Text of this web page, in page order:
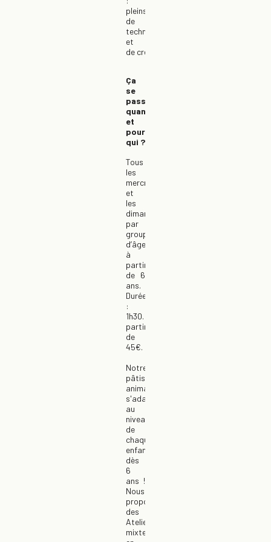
pleins
de
technique
et
de créativité
Ça
se
passe
quand
et
pour
qui ?
Tous
les
mercredis
et
les
dimanches,
par
groupe
d’âge
à
partir
de 6
ans.
Durée
:
1h30. À
partir
de
45€.
Notre
pâtissière-
animatrice
s'adapte
au
niveau
de
chaque
enfant,
dès
6
ans !
Nous
proposons
des
Ateliers
mixtes